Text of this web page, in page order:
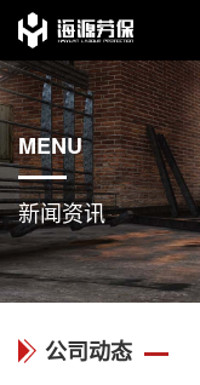
MENU
新闻资讯
公司动态